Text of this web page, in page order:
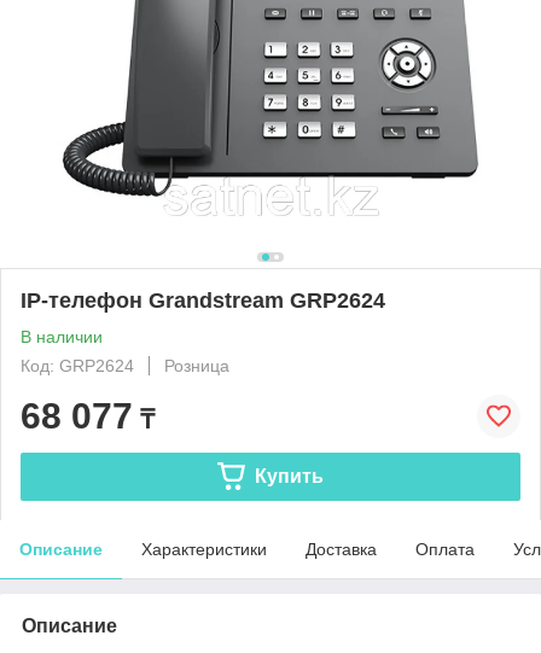
IP-телефон Grandstream GRP2624
В наличии
Код: GRP2624
Розница
68 077 ₸
Купить
Описание Характеристики Доставка Оплата
Описание